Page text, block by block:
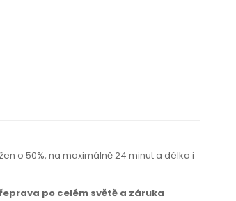
o 50%, na maximálně24 minut a délka i
po celém světě a záruka